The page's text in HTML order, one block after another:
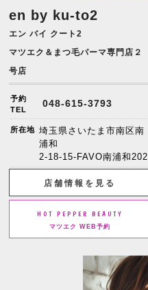
en by ku-to2
エン バイ クート2
マツエク＆まつ毛パーマ専門店２
号店
予約
TEL
048-615-3793
所在地 埼玉県さいたま市南区南
浦和
2-18-15-FAVO南浦和202
店舗情報を見る
HOT PEPPER BEAUTY
マツエク WEB予約